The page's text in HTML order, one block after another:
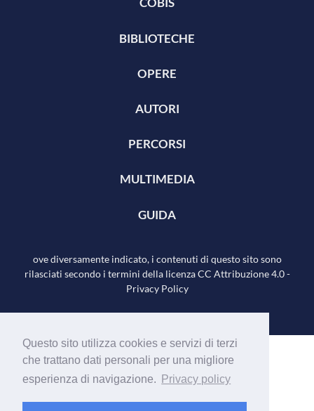
Questo sito utilizza cookies e servizi di terzi
che trattano dati personali per una migliore
esperienza di navigazione.
Privacy policy
BIBLIOTECHE
OPERE
AUTORI
PERCORSI
MULTIMEDIA
GUIDA
ove diversamente indicato, i contenuti di questo sito sono
rilasciati secondo i termini della licenza CC Attribuzione 4.0-
Privacy Policy